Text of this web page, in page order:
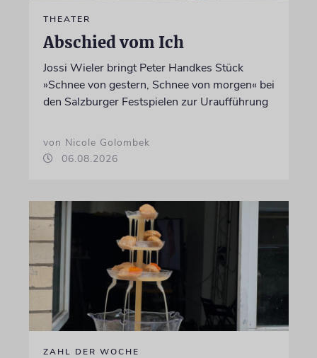
THEATER
Abschied vom Ich
Jossi Wieler bringt Peter Handkes Stück
»Schnee von gestern, Schnee von morgen« bei
den Salzburger Festspielen zur Uraufführung
von Nicole Golombek
06.08.2026
ZAHL DER WOCHE